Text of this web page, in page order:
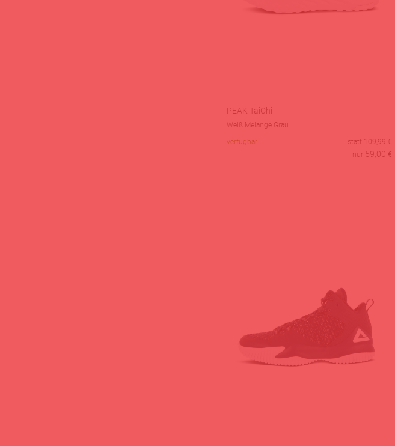
PEAK TaiChi
Weiß Melange Grau
verfügbar
statt 109,99 €
nur 59,00 €